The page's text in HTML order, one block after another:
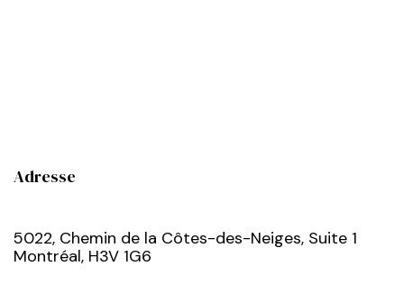
Adresse
5022, Chemin de la Côtes-des-Neiges, Suite 1
Montréal, H3V 1G6